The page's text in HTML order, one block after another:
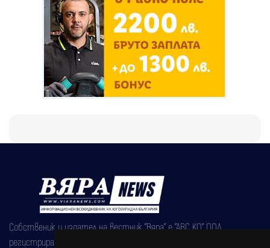
Собственик и издател на вестник "Вяра" е "АВС КО" ООД,
регистрирана на 08.05.2002 година.